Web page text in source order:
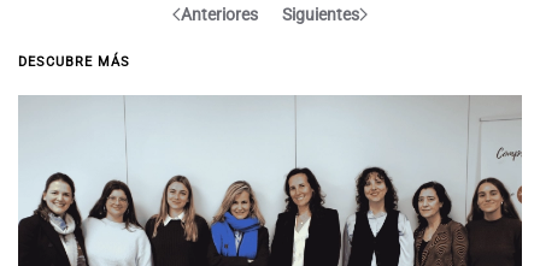
Anteriores Siguientes
DESCUBRE MÁS